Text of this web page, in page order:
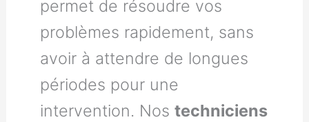
permet de résoudre vos
problèmes rapidement, sans
avoir à attendre de longues
périodes pour une
intervention. Nostechniciens